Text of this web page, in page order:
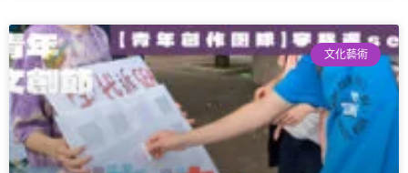
文化藝術